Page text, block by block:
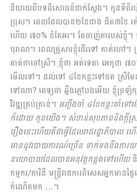
និយាយពីបទពិសោធន៍ជាក់ស្ដែង។ កូនទីពី
ប្រុស។ ពេលដែលបាន២ខែជាង ជិត៣ខែ រ
ហើយ ៧០% ខំតែអរ។ តែចាញ់តារបស់ខ្ញុំ។
បុរាណ។ ពេលគ្រួសារខ្ញុំដើរទៅ​ គាត់ហៅ។ គ្
គាត់ថាចៅស្រី។ ខ្ញុំថា អត់ទេតា អេកូថា ៧
មើលទៅ។ ដល់ទៅ ៤ខែកន្លះទៅថត ស្រីមែ
ទៅណា? ពេទ្យថា ឆ្អឹងភ្លៅបងអើយ ខ្ញុំច្
វិវឌ្ឍគ្រប់គ្រាន់។ អញ្ចឹងចាំ ៤ខែកន្លះចាំ
ក៏ដោយ កូនយើង។ សំខាន់សុខភាពនិងក្ដីស្
រឿងនេះហើយគឺជាអ្វីដែលរាជរដ្ឋាភិបាល
អាននូវរបាយការណ៍ច្រើន ទាក់ទងនឹងកា
នយោបាយដែលបានអនុវត្តកន្លងទៅហើយ
កម្មករ/ការិនី មន្រ្តីរាជការពិសេសអ្នកមាន
កំណើតមក …។